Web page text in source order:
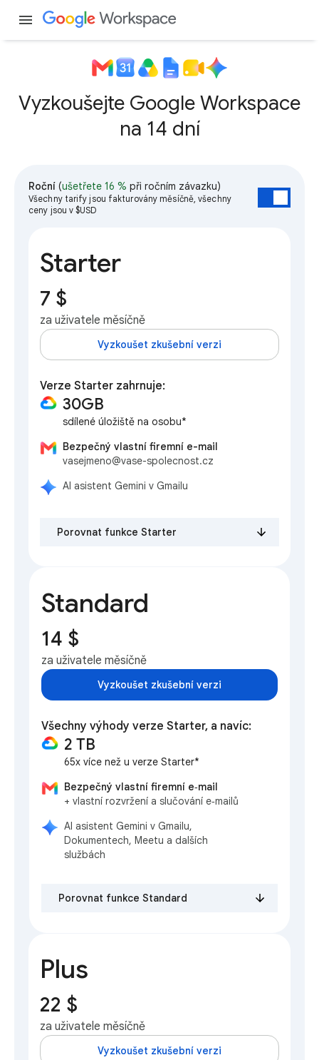
menu
Vyzkoušejte Google Workspace
na 14 dní
Roční (ušetřete 16 % při ročním závazku)
Všechny tarify jsou fakturovány měsíčně, všechny
ceny jsou v $USD
Starter
7 $
za uživatele měsíčně
Vyzkoušet zkušební verzi
Verze Starter zahrnuje:
30GB
sdílené úložiště na osobu*
Bezpečný vlastní firemní e-mail
vasejmeno@vase-spolecnost.cz
AI asistent Gemini v Gmailu
Porovnat funkce Starter
Standard
14 $
za uživatele měsíčně
Vyzkoušet zkušební verzi
Všechny výhody verze Starter, a navíc:
2 TB
65x více než u verze Starter*
Bezpečný vlastní firemní e‑mail
+ vlastní rozvržení a slučování e‑mailů
AI asistent Gemini v Gmailu,
Dokumentech, Meetu a dalších
službách
Porovnat funkce Standard
Plus
22 $
za uživatele měsíčně
Vyzkoušet zkušební verzi